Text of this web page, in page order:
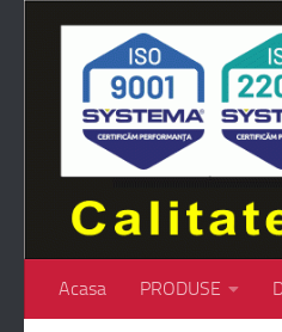
Skip to content
Acasa PRODUSE